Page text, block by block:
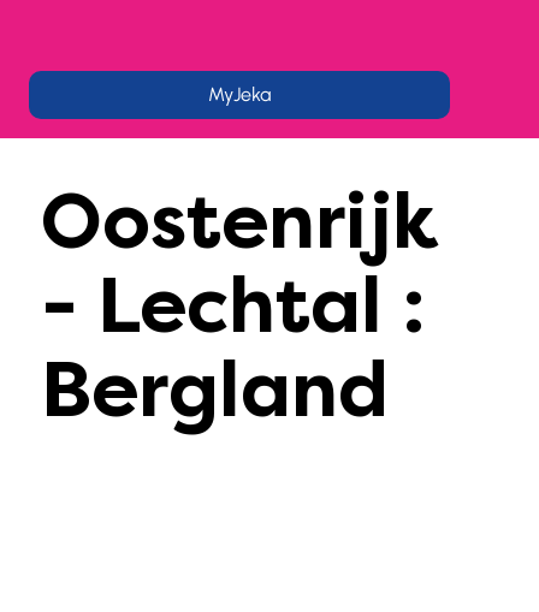
MyJeka
Oostenrijk
- Lechtal :
Bergland